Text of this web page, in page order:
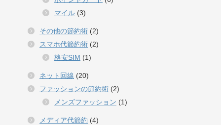
マイル (3)
その他の節約術 (2)
スマホ代節約術 (2)
格安SIM (1)
ネット回線 (20)
ファッションの節約術 (2)
メンズファッション (1)
メディア代節約 (4)